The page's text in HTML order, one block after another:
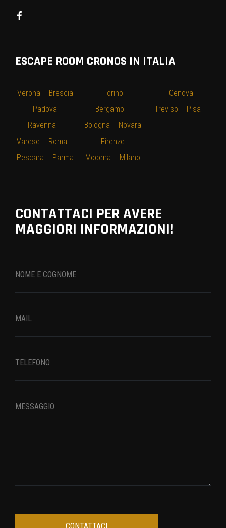
ESCAPE ROOM CRONOS IN ITALIA
Verona
Brescia
Padova
Ravenna
Varese
Roma
Pescara
Parma
Torino
Bergamo
Bologna
Novara
Firenze
Modena
Milano
Genova
Treviso
Pisa
CONTATTACI PER AVERE
MAGGIORI INFORMAZIONI!